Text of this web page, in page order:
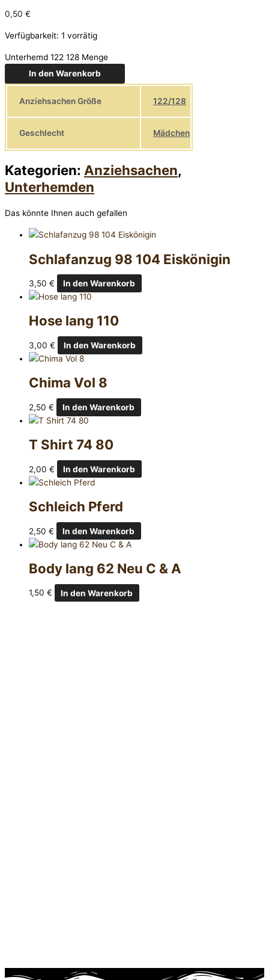
0,50 €
Verfügbarkeit: 1 vorrätig
Unterhemd 122 128 Menge
In den Warenkorb
Anziehsachen Größe 122/128
Geschlecht Mädchen
Kategorien: Anziehsachen,
Unterhemden
Das könnte Ihnen auch gefallen
Schlafanzug 98 104 Eiskönigin
3,50 € In den Warenkorb
Hose lang 110
3,00 € In den Warenkorb
Chima Vol 8
2,50 € In den Warenkorb
T Shirt 74 80
2,00 € In den Warenkorb
Schleich Pferd
2,50 € In den Warenkorb
Body lang 62 Neu C & A
1,50 € In den Warenkorb